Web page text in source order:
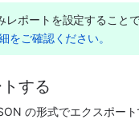
ポートを設定すること
をご確認ください。
する
の形式でエクスポート